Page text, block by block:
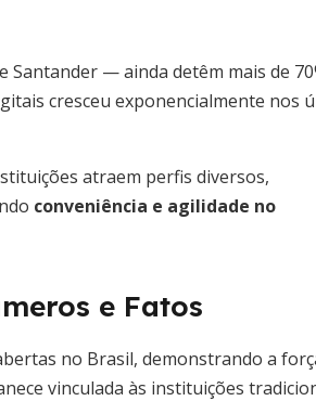
— ainda detêm mais de
cresceu exponencialmente nos
atraem perfis diversos,
conveniência e agilidade no
e Fatos
no Brasil, demonstrando a
vinculada às instituições